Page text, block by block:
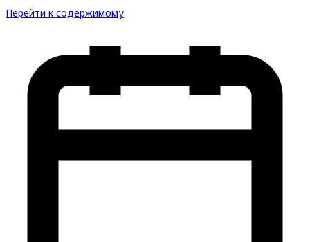
Перейти к содержимому